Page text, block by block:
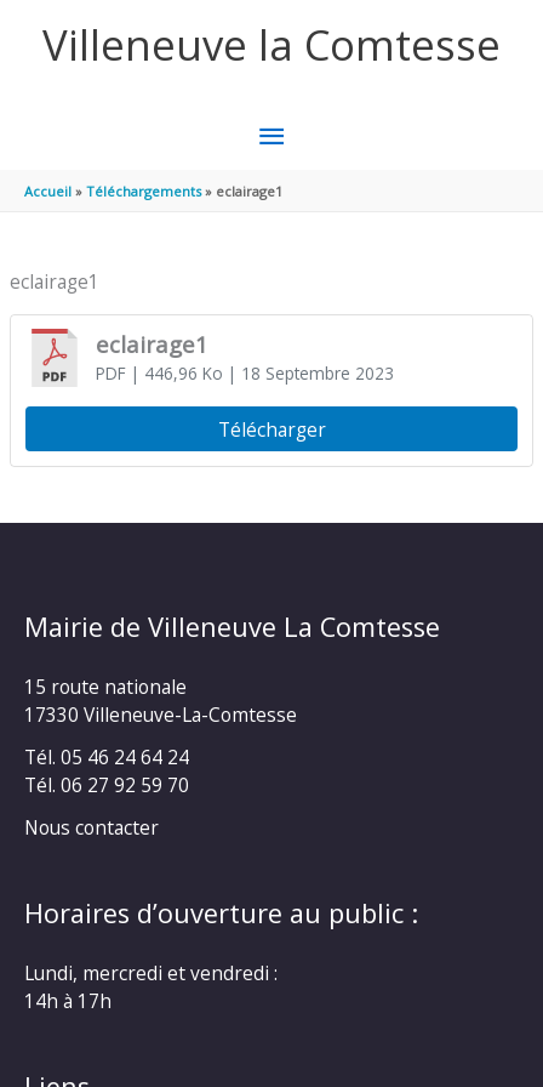
Villeneuve la Comtesse
MENU
PRINCIPAL
Accueil Téléchargements eclairage1
eclairage1
eclairage1
PDF| 446,96 Ko | 18 Septembre 2023
Télécharger
Mairie de Villeneuve La Comtesse
15 route nationale
17330 Villeneuve-La-Comtesse
Tél. 05 46 24 64 24
Tél. 06 27 92 59 70
Nous contacter
Horaires d’ouverture au public :
Lundi, mercredi et vendredi :
14h à 17h